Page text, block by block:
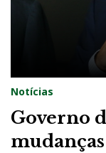
Notícias
Governo